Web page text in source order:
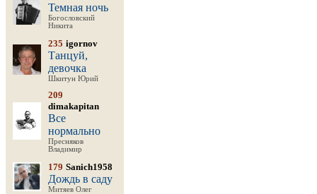
Темная ночь
Богословский
Никита
235 igornov
Танцуй,
девочка
Шкитун Юрий
209
dimakapitan
Все
нормально
Пресняков
Владимир
179 Sanich1958
Дождь в саду
Митяев Олег